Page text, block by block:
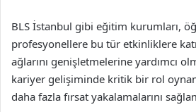
BLS İstanbul gibi eğitim kurumları,
profesyonellere bu tür etkinliklere
ağlarını genişletmelerine yardımcı
kariyer gelişiminde kritik bir rol
daha fazla fırsat yakalamalarını